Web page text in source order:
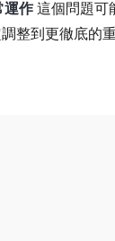
運作這個問題可
整到更徹底的